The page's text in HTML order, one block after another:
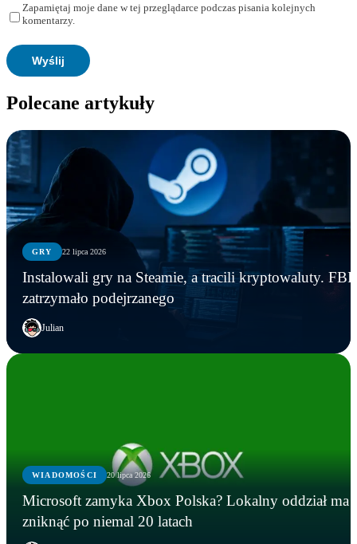
Zapamiętaj moje dane w tej przeglądarce podczas pisania kolejnych
komentarzy.
Polecane artykuły
GRY 22 lipca 2026
Instalowali gry na Steamie, a tracili kryptowaluty. FBI
zatrzymało podejrzanego
Julian
WIADOMOŚCI 20 lipca 2026
Microsoft zamyka Xbox Polska? Lokalny oddział ma
zniknąć po niemal 20 latach